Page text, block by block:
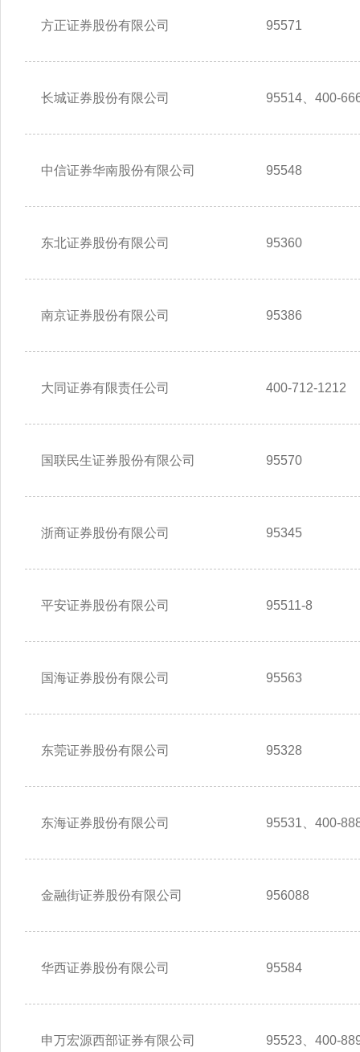
方正证券股份有限公司 95571
长城证券股份有限公司 95514、400-
中信证券华南股份有限公司 95548
东北证券股份有限公司 95360
南京证券股份有限公司 95386
大同证券有限责任公司 400-712-1212
国联民生证券股份有限公司 95570
浙商证券股份有限公司 95345
平安证券股份有限公司 95511-8
国海证券股份有限公司 95563
东莞证券股份有限公司 95328
东海证券股份有限公司 95531、400-
金融街证券股份有限公司 956088
华西证券股份有限公司 95584
申万宏源西部证券有限公司 95523、400-